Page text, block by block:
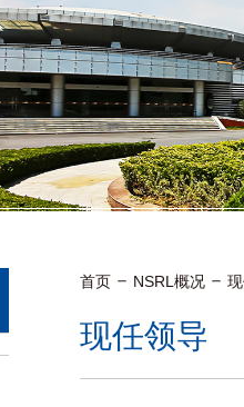
首页 NSRL概况
现任领导